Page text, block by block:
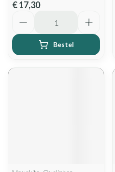
€ 17,30
Bestel